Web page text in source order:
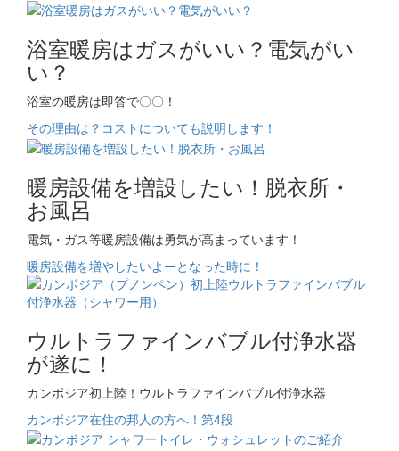
浴室暖房はガスがいい？電気がい
い？
浴室の暖房は即答で〇〇！
その理由は？コストについても説明します！
暖房設備を増設したい！脱衣所・
お風呂
電気・ガス等暖房設備は勇気が高まっています！
暖房設備を増やしたいよーとなった時に！
ウルトラファインバブル付浄水器
が遂に！
カンボジア初上陸！ウルトラファインバブル付浄水器
カンボジア在住の邦人の方へ！第4段